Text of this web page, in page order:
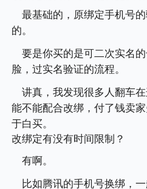
最基础的，原绑定手机号
的。
要是你买的是可二次实名
脸，过实名验证的流程。
讲真，我发现很多人翻车
能不能配合改绑，付了钱卖
于白买。
改绑定有没有时间限制？
有啊。
比如腾讯的手机号换绑，